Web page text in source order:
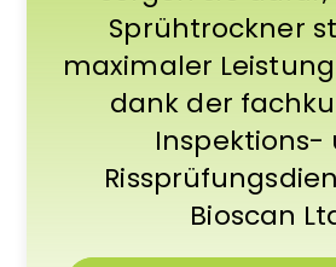
Sprühtrockner
maximaler
dank der
Inspektions-
Bioscan